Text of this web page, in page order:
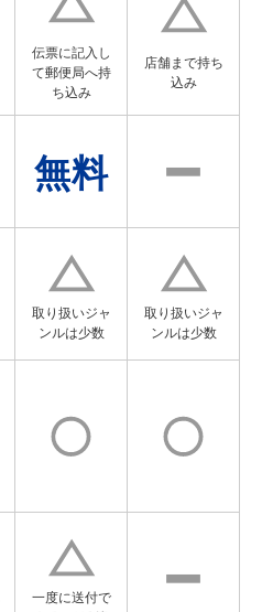
伝票に記入し
て郵便局へ持
ち込み
店舗まで持ち
込み
取り扱いジャ
ンルは少数
取り扱いジャ
ンルは少数
一度に送付で